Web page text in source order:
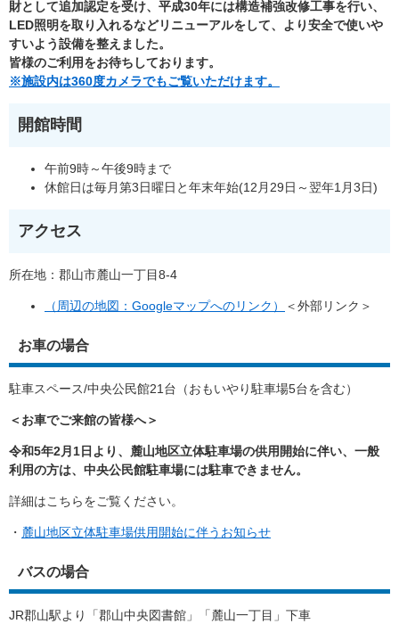
財として追加認定を受け、平成30年には構造補強改修工事を行い、
LED照明を取り入れるなどリニューアルをして、より安全で使いや
すいよう設備を整えました。
皆様のご利用をお待ちしております。
※施設内は360度カメラでもご覧いただけます。
開館時間
午前9時～午後9時まで
休館日は毎月第3日曜日と年末年始(12月29日～翌年1月3日)
アクセス
所在地：郡山市麓山一丁目8-4
（周辺の地図：Googleマップへのリンク） ＜外部リンク＞
お車の場合
駐車スペース/中央公民館21台（おもいやり駐車場5台を含む）
＜お車でご来館の皆様へ＞
令和5年2月1日より、麓山地区立体駐車場の供用開始に伴い、一般
利用の方は、中央公民館駐車場には駐車できません。
詳細はこちらをご覧ください。
・ 麓山地区立体駐車場供用開始に伴うお知らせ
バスの場合
JR郡山駅より「郡山中央図書館」「麓山一丁目」下車